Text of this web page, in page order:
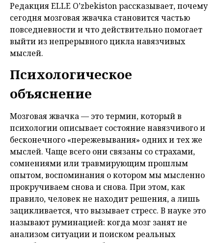
Редакция ELLE O’zbekiston рассказывает, почему
сегодня мозговая жвачка становится частью
повседневности и что действительно помогает
выйти из непрерывного цикла навязчивых
мыслей.
Психологическое
объяснение
Мозговая жвачка — это термин, который в
психологии описывает состояние навязчивого и
бесконечного «пережевывания» одних и тех же
мыслей. Чаще всего они связаны со страхами,
сомнениями или травмирующим прошлым
опытом, воспоминания о котором мы мысленно
прокручиваем снова и снова. При этом, как
правило, человек не находит решения, а лишь
зацикливается, что вызывает стресс. В науке это
называют руминацией: когда мозг занят не
анализом ситуации и поиском реальных